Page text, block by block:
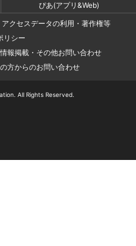
ぴあ(アプリ&Web)
アクセスデータの利用・著作権等
リシー
報掲載・その他お問い合わせ
方からのお問い合わせ
All Rights Reserved.